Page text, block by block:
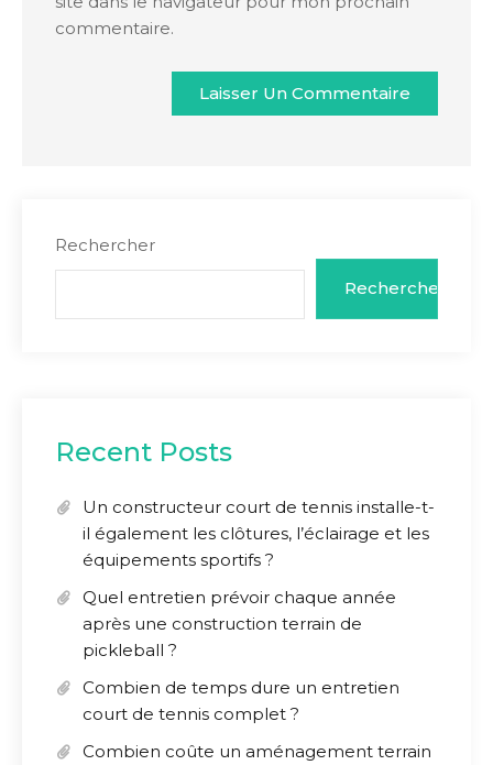
commentaire.
Rechercher
Rechercher
Recent Posts
Un constructeur court de tennis installe-t-
il également les clôtures, l’éclairage et les
équipements sportifs ?
Quel entretien prévoir chaque année
après une construction terrain de
pickleball ?
Combien de temps dure un entretien
court de tennis complet ?
Combien coûte un aménagement terrain